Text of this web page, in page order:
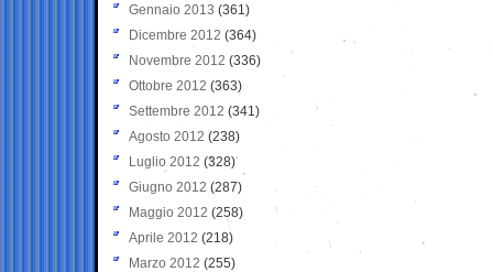
Gennaio 2013 (361)
Dicembre 2012 (364)
Novembre 2012 (336)
Ottobre 2012 (363)
Settembre 2012 (341)
Agosto 2012 (238)
Luglio 2012 (328)
Giugno 2012 (287)
Maggio 2012 (258)
Aprile 2012 (218)
Marzo 2012 (255)